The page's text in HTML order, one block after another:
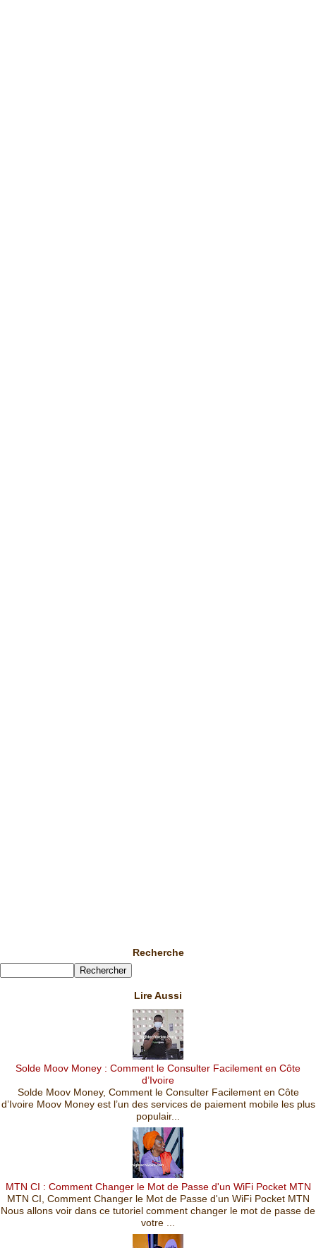
Recherche
Lire Aussi
Solde Moov Money : Comment le Consulter Facilement en Côte
d’Ivoire
Solde Moov Money, Comment le Consulter Facilement en Côte
d’Ivoire Moov Money est l’un des services de paiement mobile les plus
populair...
MTN CI : Comment Changer le Mot de Passe d'un WiFi Pocket MTN
MTN CI, Comment Changer le Mot de Passe d'un WiFi Pocket MTN
Nous allons voir dans ce tutoriel comment changer le mot de passe de
votre ...